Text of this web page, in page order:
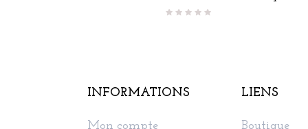
INFORMATIONS
Mon compte
LIENS
Boutique